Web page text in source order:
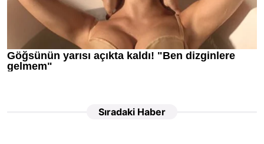
Sıradaki Haber